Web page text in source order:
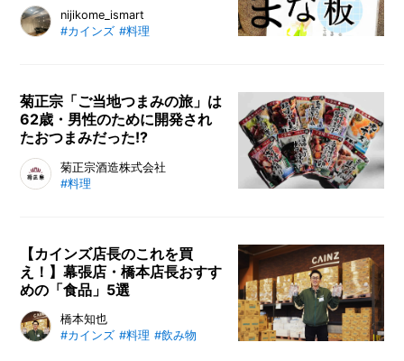
す。
カインズで購入できる「おれるまな
板」をご紹介します。毎日使うまな
て持ちにくいなど小さな不満やプチ
ストレスに感じることもありますよ
ね。そんな方にオススメしたい家事
アクションを軽減させる高機能まな
板です。
nijikome_ismart
#カインズ #料理
菊正宗「ご当地つまみの旅」は
62歳・男性のために開発され
たおつまみだった!?
菊正宗と日本酒がタッグを組んで開
発した「ご当地つまみの旅」は、
を用いて、日本酒にもピッタリの味
わいに仕上げたおつまみパック。そ
んな「ご当地つまみの旅」の開発ス
トーリーやおつまみの種類、おつま
みに合うお酒などを両社に伺いまし
菊正宗酒造株式会社
#料理
【カインズ店長のこれを買
え！】幕張店・橋本店長おすす
めの「食品」5選
全国に200店舗以上あるカインズの
中で、他店舗に先駆けて新商品・新
橋本知也
#カインズ #料理 #飲み物